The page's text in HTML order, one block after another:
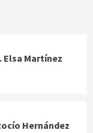
Elsa Martínez
Hernández